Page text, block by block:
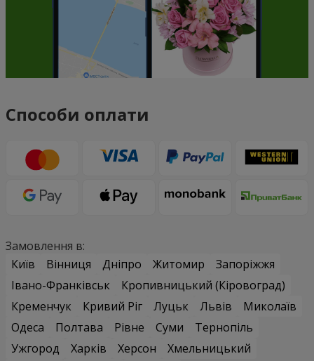
Способи оплати
Замовлення в:
Київ
Вінниця Дніпро Житомир
Запоріжжя
Івано-Франківськ
Кропивницький (Кіровоград)
Кременчук
Кривий Ріг Луцьк Львів
Миколаїв
Одеса
Полтава Рівне Суми
Тернопіль
Ужгород
Харків Херсон
Хмельницький